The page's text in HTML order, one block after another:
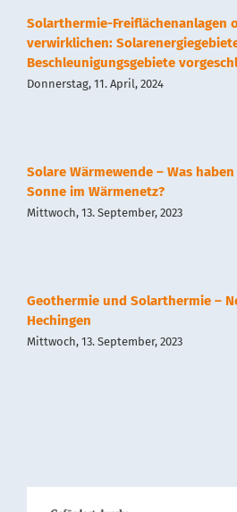
Presse
Datenschutz
Solarthermie-Freiflächenanlagen
verwirklichen:
Beschleunigungsgebiete
Donnerstag, 11. April, 2024
Solare Wärmewende – Was
Sonne im Wärmenetz?
Mittwoch, 13. September, 2023
Geothermie und Solarthermie –
Hechingen
Mittwoch, 13. September, 2023